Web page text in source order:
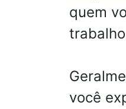
quem
você